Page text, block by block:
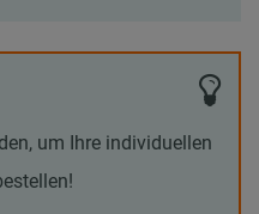
um Ihre individuellen